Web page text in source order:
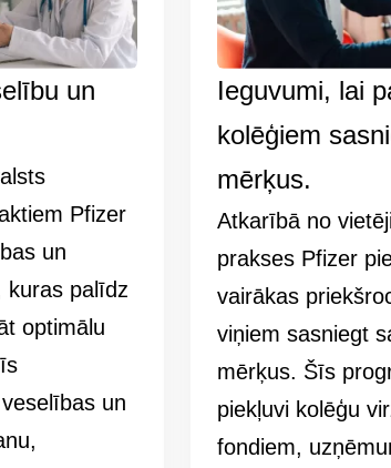
un
Pfizer
un
kuras palīdz
optimālu
un
Ieguvumi, lai
kolēģiem
mērķus.
Atkarībā no
prakses Pfizer
vairākas
viņiem sasniegt
mērķus. Šīs
piekļuvi kolēģu
fondiem,